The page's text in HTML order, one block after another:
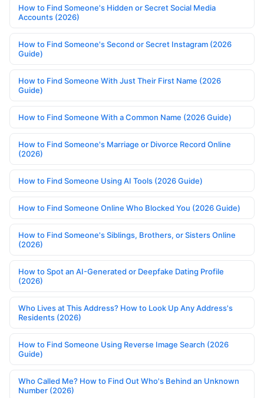
How to Find Someone's Hidden or Secret Social Media
Accounts (2026)
How to Find Someone's Second or Secret Instagram (2026
Guide)
How to Find Someone With Just Their First Name (2026
Guide)
How to Find Someone With a Common Name (2026 Guide)
How to Find Someone's Marriage or Divorce Record Online
(2026)
How to Find Someone Using AI Tools (2026 Guide)
How to Find Someone Online Who Blocked You (2026 Guide)
How to Find Someone's Siblings, Brothers, or Sisters Online
(2026)
How to Spot an AI-Generated or Deepfake Dating Profile
(2026)
Who Lives at This Address? How to Look Up Any Address's
Residents (2026)
How to Find Someone Using Reverse Image Search (2026
Guide)
Who Called Me? How to Find Out Who's Behind an Unknown
Number (2026)